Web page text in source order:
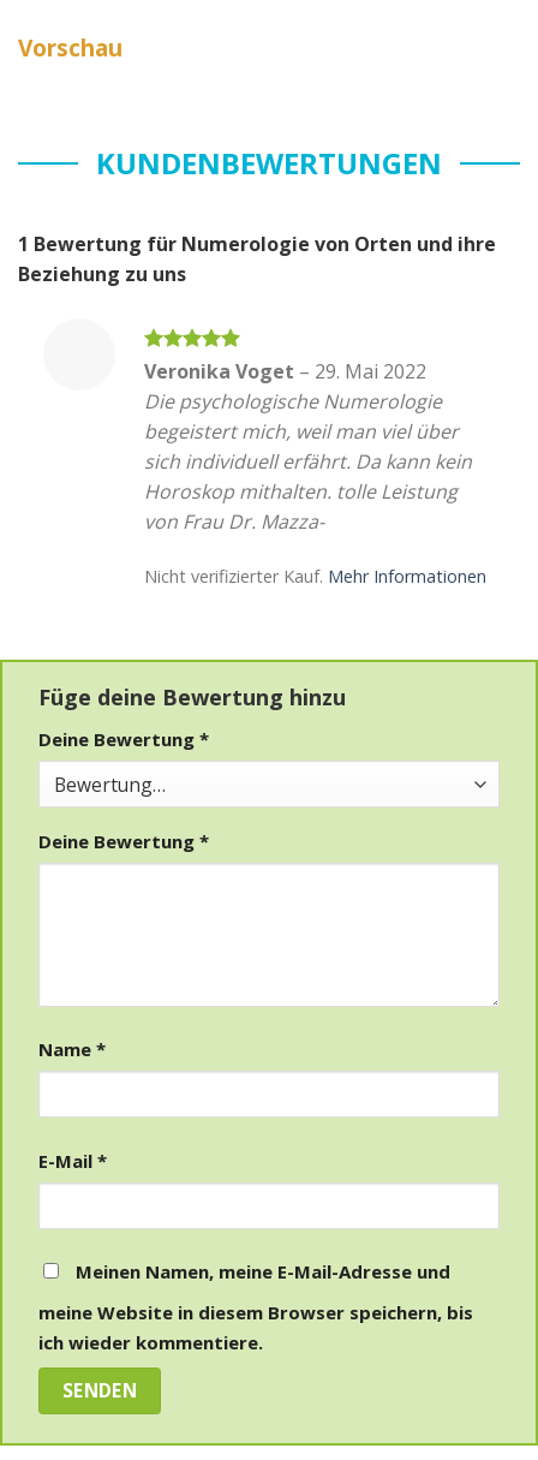
Vorschau
KUNDENBEWERTUNGEN
1 Bewertung für Numerologie von Orten und ihre
Beziehung zu uns
Bewertet
5
Veronika Voget – 29. Mai 2022
Die psychologische Numerologie
begeistert mich, weil man viel über
sich individuell erfährt. Da kann kein
Horoskop mithalten. tolle Leistung
von Frau Dr. Mazza-
Nicht verifizierter Kauf. Mehr Informationen
Füge deine Bewertung hinzu
Deine Bewertung *
Deine Bewertung *
Name *
E-Mail *
Meinen Namen, meine E-Mail-Adresse und
meine Website in diesem Browser speichern, bis
ich wieder kommentiere.